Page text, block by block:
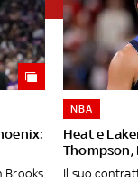
Brooks
Heat e
Thompson,
NBA
Il suo